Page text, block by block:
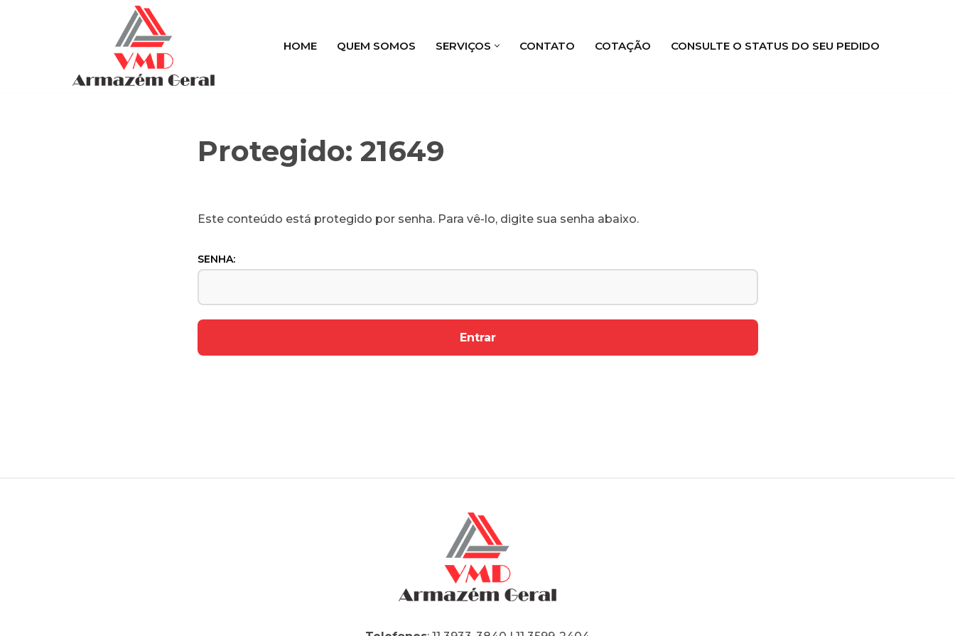
HOME QUEM SOMOS SERVIÇOS CONTATO COTAÇÃO CONSULTE O STATUS DO SEU PEDIDO
Protegido: 21649
Este conteúdo está protegido por senha. Para vê-lo, digite sua senha abaixo.
SENHA: